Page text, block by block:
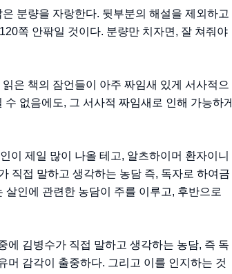
분량을 자랑한다. 뒷부분의 해설을 제외하고
쪽 안팎일 것이다. 분량만 치자면, 잘 쳐줘야
은 책의 잠언들이 아주 짜임새 있게 서사적으
없음에도, 그 서사적 짜임새로 인해 가능하게
이 제일 많이 나올 테고, 알츠하이머 환자이니
직접 말하고 생각하는 농담 즉, 독자로 하여금
인에 관련한 농담이 주를 이루고, 후반으로
에 김병수가 직접 말하고 생각하는 농담, 즉 독
머 감각이 출중하다. 그리고 이를 인지하는 것